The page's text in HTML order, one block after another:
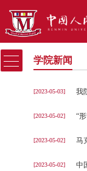
学院新闻
[2023-05-03]
[2023-05-02]
[2023-05-02]
[2023-05-02]